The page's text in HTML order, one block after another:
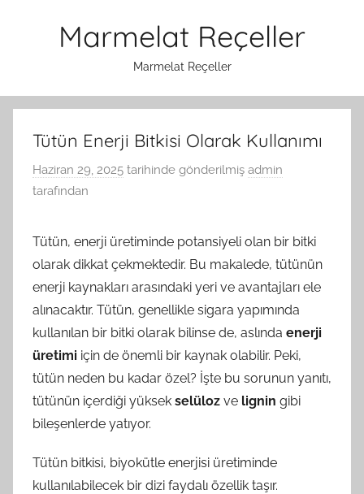
Marmelat Reçeller
Marmelat Reçeller
Tütün Enerji Bitkisi Olarak Kullanımı
Haziran 29, 2025 tarihinde gönderilmiş admin
tarafından
Tütün, enerji üretiminde potansiyeli olan bir bitki
olarak dikkat çekmektedir. Bu makalede, tütünün
enerji kaynakları arasındaki yeri ve avantajları ele
alınacaktır. Tütün, genellikle sigara yapımında
kullanılan bir bitki olarak bilinse de, aslında enerji
üretimi için de önemli bir kaynak olabilir. Peki,
tütün neden bu kadar özel? İşte bu sorunun yanıtı,
tütünün içerdiği yüksek selüloz ve lignin gibi
bileşenlerde yatıyor.
Tütün bitkisi, biyokütle enerjisi üretiminde
kullanılabilecek bir dizi faydalı özellik taşır.